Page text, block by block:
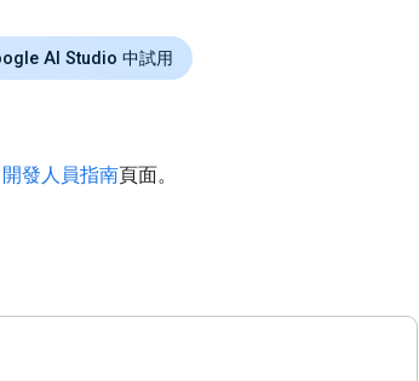
AI Studio 中試用
發人員指南頁面。